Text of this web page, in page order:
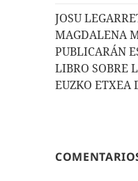
JOSU
MAGDALENA
PUBLICARÁN
LIBRO SOBRE
EUZKO ETXEA